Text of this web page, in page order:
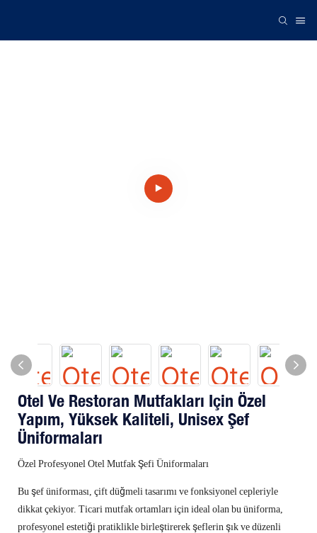
Otel Ve Restoran Mutfakları Için Özel
Yapım, Yüksek Kaliteli, Unisex Şef
Üniformaları
Özel Profesyonel Otel Mutfak Şefi Üniformaları
Bu şef üniforması, çift düğmeli tasarımı ve fonksiyonel cepleriyle
dikkat çekiyor. Ticari mutfak ortamları için ideal olan bu üniforma,
profesyonel estetiği pratiklikle birleştirerek şeflerin şık ve düzenli